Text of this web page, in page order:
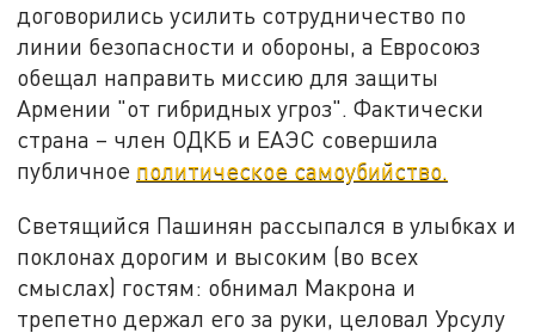
договорились усилить сотрудничество по
линии безопасности и обороны, а Евросоюз
обещал направить миссию для защиты
Армении "от гибридных угроз". Фактически
страна – член ОДКБ и ЕАЭС совершила
публичное политическое самоубийство.
Светящийся Пашинян рассыпался в улыбках и
поклонах дорогим и высоким (во всех
смыслах) гостям: обнимал Макрона и
трепетно держал его за руки, целовал Урсулу